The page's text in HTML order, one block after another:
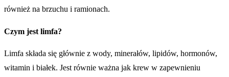
również na brzuchu i ramionach.
Czym jest limfa?
Limfa składa się głównie z wody, minerałów, lipidów, hormonów,
witamin i białek. Jest równie ważna jak krew w zapewnieniu